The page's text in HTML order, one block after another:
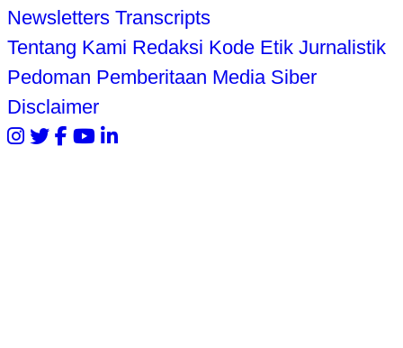
Newsletters Transcripts
Tentang Kami Redaksi Kode Etik Jurnalistik
Pedoman Pemberitaan Media Siber
Disclaimer